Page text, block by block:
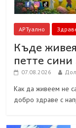
АРТуално
Къде
петте сини
07.08.2026
Как да живеем не
добро здраве с